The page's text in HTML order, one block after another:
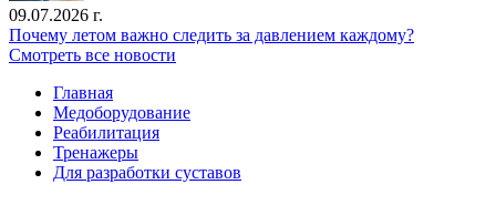
09.07.2026 г.
Почему летом важно следить за давлением каждому?
Смотреть все новости
Главная
Медоборудование
Реабилитация
Тренажеры
Для разработки суставов